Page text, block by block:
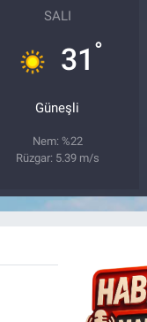
SALI
31 °
Güneşli
Nem: %22
Rüzgar: 5.39 m/s